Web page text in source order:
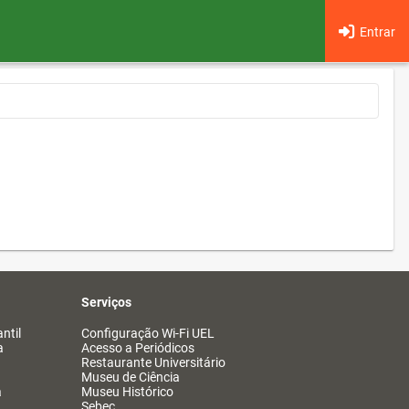
Entrar
Serviços
Configuração Wi-Fi UEL
Acesso a Periódicos
Restaurante Universitário
Museu de Ciência
Museu Histórico